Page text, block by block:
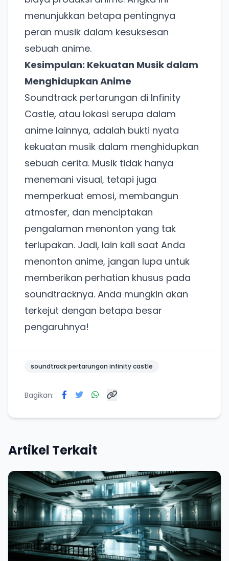
menunjukkan betapa pentingnya
peran musik dalam kesuksesan
sebuah anime.
Kesimpulan: Kekuatan Musik dalam
Menghidupkan Anime
Soundtrack pertarungan di Infinity
Castle, atau lokasi serupa dalam
anime lainnya, adalah bukti nyata
kekuatan musik dalam menghidupkan
sebuah cerita. Musik tidak hanya
menemani visual, tetapi juga
memperkuat emosi, membangun
atmosfer, dan menciptakan
pengalaman menonton yang tak
terlupakan. Jadi, lain kali saat Anda
menonton anime, jangan lupa untuk
memberikan perhatian khusus pada
soundtracknya. Anda mungkin akan
terkejut dengan betapa besar
pengaruhnya!
soundtrack pertarungan infinity castle
Bagikan:
Artikel Terkait
Punya website SMM baru nih! Coba BulkFame
untuk pengalaman lebih baik.
Tanpa daftar ulang, gratis dicoba. Kamu tetap bisa
pakai Zona Sosmed kapan saja.
Lain kali saja